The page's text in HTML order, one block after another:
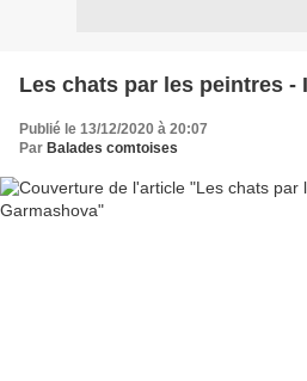
Les chats par les peintres -
Publié le 13/12/2020 à 20:07
Par Balades comtoises